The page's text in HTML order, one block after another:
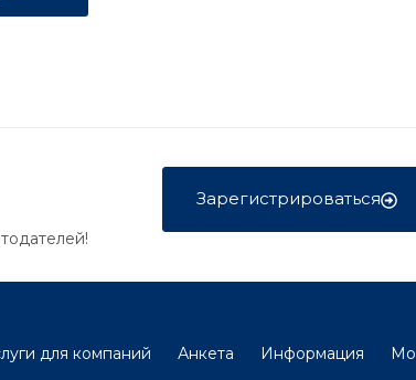
Зарегистрироваться
для компаний Анкета Информация